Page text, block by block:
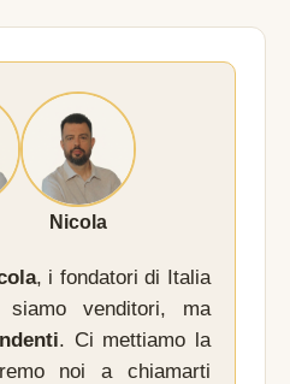
Nicola
, i fondatori di Italia
siamo venditori, ma
. Ci mettiamo la
noi a chiamarti